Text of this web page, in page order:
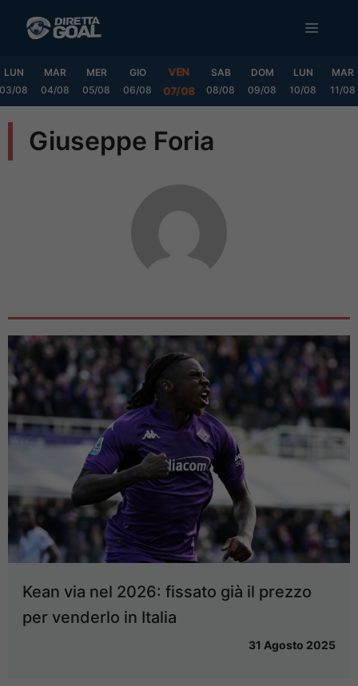
MENU
LUN
03/08
MAR
04/08
MER
05/08
GIO
06/08
VEN
07/08
SAB
08/08
DOM
09/08
LUN
10/08
MAR
11/08
Giuseppe Foria
Kean via nel 2026: fissato già il prezzo
per venderlo in Italia
31 Agosto 2025